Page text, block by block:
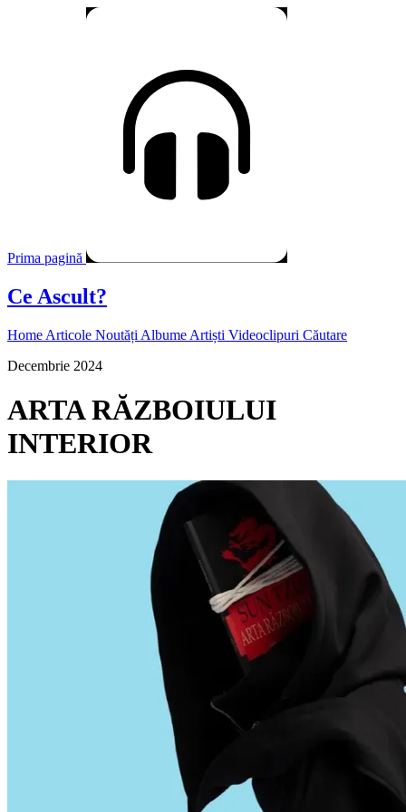
Prima pagină
Ce Ascult?
Home Articole Noutăți Albume Artiști Videoclipuri Căutare
Decembrie 2024
ARTA RĂZBOIULUI
INTERIOR